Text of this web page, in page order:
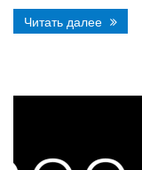
Читать далее